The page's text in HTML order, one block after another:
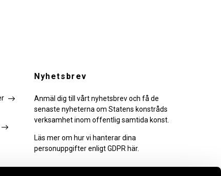
Nyhetsbrev
Anmäl dig till vårt nyhetsbrev och få de
senaste nyheterna om Statens konstråds
verksamhet inom offentlig samtida konst.
Läs mer om hur vi hanterar dina
personuppgifter enligt GDPR här.